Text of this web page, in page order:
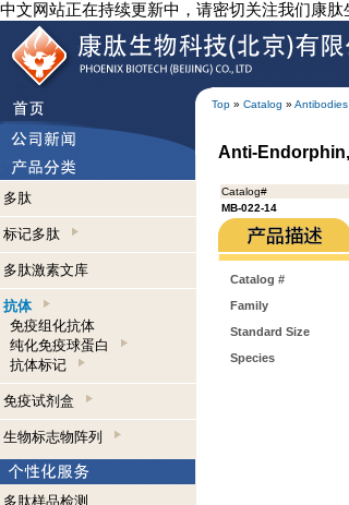
中文网站正在持续更新中，请密切关注我们康
Top » Catalog » Antibodies
多肽
标记多肽
多肽激素文库
抗体
免疫组化抗体
纯化免疫球蛋白
抗体标记
免疫试剂盒
生物标志物阵列
多肽样品检测
Anti-
Catalog#
MB-022-14
Catalog #
Family
Standard Size
Species